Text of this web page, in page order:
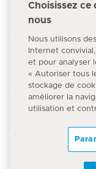
Numéro d'urgence
144
Quick Links
Offre médicale
Choisissez ce
nous
Nous utilisons
Internet
et pour analyser
« Autoriser tous
stockage de
améliorer la
utilisation et